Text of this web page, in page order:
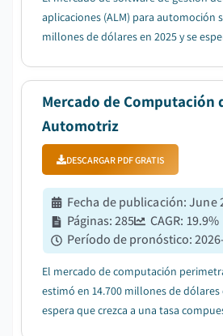
aplicaciones (ALM) para automoción
millones de dólares en 2025 y se
definidos por software (SDV)....
Mercado de Computación
Automotriz
DESCARGAR PDF GRATIS
Fecha de publicación:June
Páginas:285 CAGR: 19.9%
Período de pronóstico:
El mercado de computación
estimó en 14.700 millones de dólares
espera que crezca a una tasa